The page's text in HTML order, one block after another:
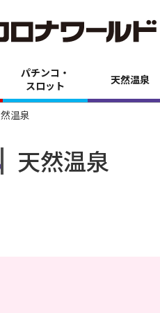
パチンコ・
スロット
天然温泉
温泉
天然温泉